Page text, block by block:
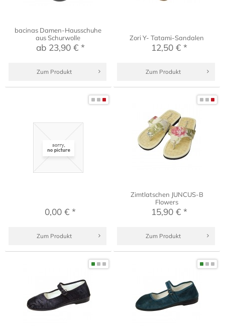
bacinas Damen-Hausschuhe
aus Schurwolle
ab 23,90 € *
Zum Produkt
Zori Y- Tatami-Sandalen
12,50 € *
Zum Produkt
0,00 € *
Zum Produkt
Zimtlatschen JUNCUS-B
Flowers
15,90 € *
Zum Produkt